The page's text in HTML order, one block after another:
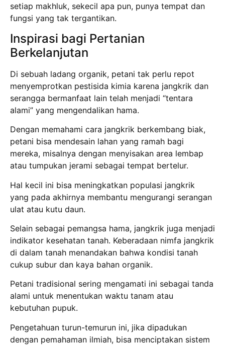
setiap makhluk, sekecil apa pun, punya tempat dan
fungsi yang tak tergantikan.
Inspirasi bagi Pertanian
Berkelanjutan
Di sebuah ladang organik, petani tak perlu repot
menyemprotkan pestisida kimia karena jangkrik dan
serangga bermanfaat lain telah menjadi “tentara
alami” yang mengendalikan hama.
Dengan memahami cara jangkrik berkembang biak,
petani bisa mendesain lahan yang ramah bagi
mereka, misalnya dengan menyisakan area lembap
atau tumpukan jerami sebagai tempat bertelur.
Hal kecil ini bisa meningkatkan populasi jangkrik
yang pada akhirnya membantu mengurangi serangan
ulat atau kutu daun.
Selain sebagai pemangsa hama, jangkrik juga menjadi
indikator kesehatan tanah. Keberadaan nimfa jangkrik
di dalam tanah menandakan bahwa kondisi tanah
cukup subur dan kaya bahan organik.
Petani tradisional sering mengamati ini sebagai tanda
alami untuk menentukan waktu tanam atau
kebutuhan pupuk.
Pengetahuan turun-temurun ini, jika dipadukan
dengan pemahaman ilmiah, bisa menciptakan sistem